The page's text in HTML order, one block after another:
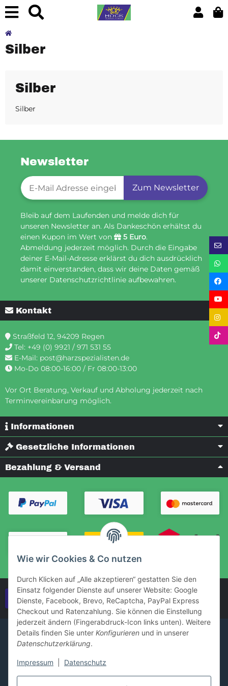
Wie wir Cookies & Co nutzen
Durch Klicken auf „Alle akzeptieren“ gestatten Sie den
Einsatz folgender Dienste auf unserer Website: Google
Dienste, Facebook, Brevo, ReCaptcha, PayPal Express
Checkout und Ratenzahlung. Sie können die Einstellung
jederzeit ändern (Fingerabdruck-Icon links unten). Weitere
Details finden Sie unter Konfigurieren und in unserer
Datenschutzerklärung.
Impressum Datenschutz
Silber
Silber
Silber
Newsletter
Newsletter-Registrierung
Zum Newsletter
Bleib auf dem Laufenden und melde dich für
unseren Newsletter an. Als Dankeschön erhältst du
einen Kupon im Wert von
5 Euro.
Abmeldung jederzeit möglich. Durch die Eingabe
deiner E-Mail-Adresse erklärst du dich ausdrücklich
damit einverstanden, dass wir deine Daten gemäß
unserer Datenschutzrichtlinie aufbewahren.
Kontakt
Straßfeld 12, 94209 Regen
Tel: +49 (0) 9921 / 971 531 55
E-Mail: post@harzspezialisten.de
Mo-Do 08:00-16:00 / Fr 08:00-13:00
Vor Ort Beratung, Verkauf und Abholung jederzeit nach
Terminvereinbarung möglich.
Informationen
Gesetzliche Informationen
Bezahlung & Versand
Vertrag widerrufen